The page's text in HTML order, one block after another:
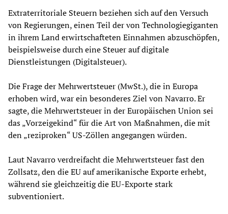
Extraterritoriale Steuern beziehen sich auf den Versuch
von Regierungen, einen Teil der von Technologiegiganten
in ihrem Land erwirtschafteten Einnahmen abzuschöpfen,
beispielsweise durch eine Steuer auf digitale
Dienstleistungen (Digitalsteuer).
Die Frage der Mehrwertsteuer (MwSt.), die in Europa
erhoben wird, war ein besonderes Ziel von Navarro. Er
sagte, die Mehrwertsteuer in der Europäischen Union sei
das „Vorzeigekind“ für die Art von Maßnahmen, die mit
den „reziproken“ US-Zöllen angegangen würden.
Laut Navarro verdreifacht die Mehrwertsteuer fast den
Zollsatz, den die EU auf amerikanische Exporte erhebt,
während sie gleichzeitig die EU-Exporte stark
subventioniert.